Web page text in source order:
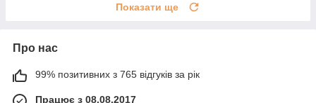
Показати ще
Про нас
99% позитивних з 765 відгуків за рік
Працює з 08.08.2017